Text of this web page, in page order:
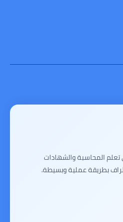
المحاسبة والشهادات
بطريقة عملية وبسيطة.